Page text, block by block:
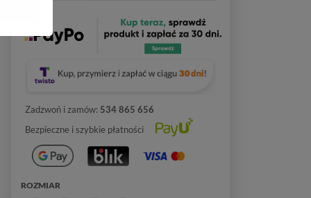
Zadzwoń i zamów: 534 865 656
Bezpieczne i szybkie płatności
ROZMIAR